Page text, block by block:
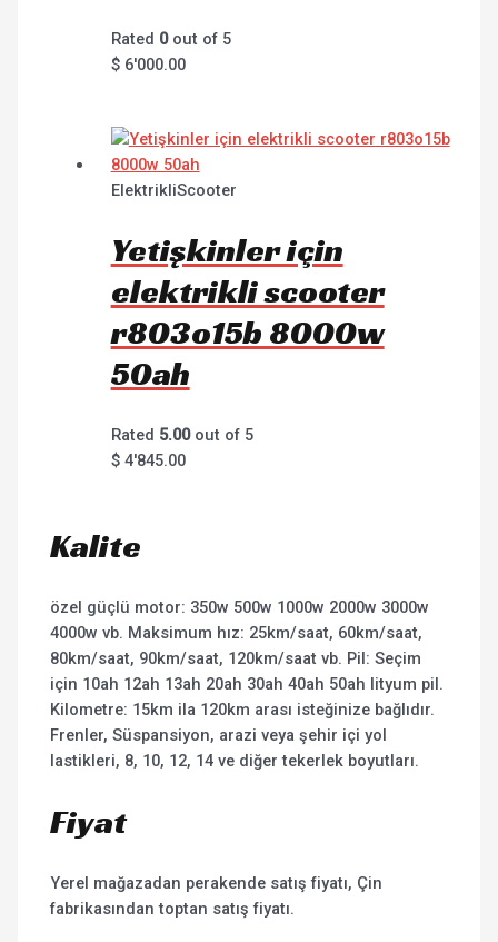
Rated 0out of 5
$6'000.00
ElektrikliScooter
Yetişkinler için
elektrikli scooter
r803o15b 8000w
50ah
Rated 5.00out of 5
$4'845.00
Kalite
özel güçlü motor: 350w 500w 1000w 2000w 3000w
4000w vb. Maksimum hız: 25km/saat, 60km/saat,
80km/saat, 90km/saat, 120km/saat vb. Pil: Seçim
için 10ah 12ah 13ah 20ah 30ah 40ah 50ah lityum pil.
Kilometre: 15km ila 120km arası isteğinize bağlıdır.
Frenler, Süspansiyon, arazi veya şehir içi yol
lastikleri, 8, 10, 12, 14 ve diğer tekerlek boyutları.
Fiyat
Yerel mağazadan perakende satış fiyatı, Çin
fabrikasından toptan satış fiyatı.